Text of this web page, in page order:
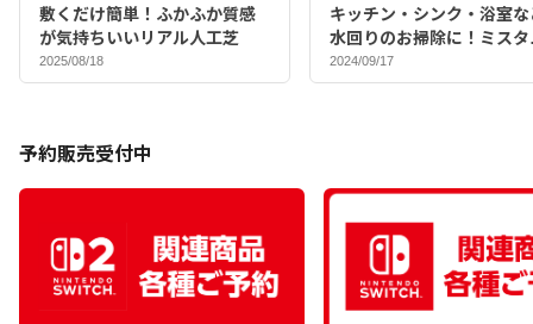
敷くだけ簡単！ふかふか質感
が気持ちいいリアル人工芝
2025/08/18
キッチン・シンク・浴室な
水回りのお掃除に！ミスタ
マックスバイヤーおすすめ
ポンジ♪
2024/09/17
予約販売受付中